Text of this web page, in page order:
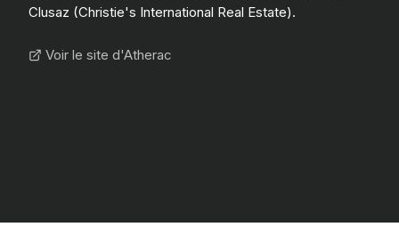
Clusaz (Christie's International Real Estate).
Voir le site d'Atherac